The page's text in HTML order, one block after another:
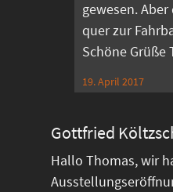
gewesen.
quer zur
Schöne Grüße
19. April 2017
Gottfried
Hallo Thomas, wir